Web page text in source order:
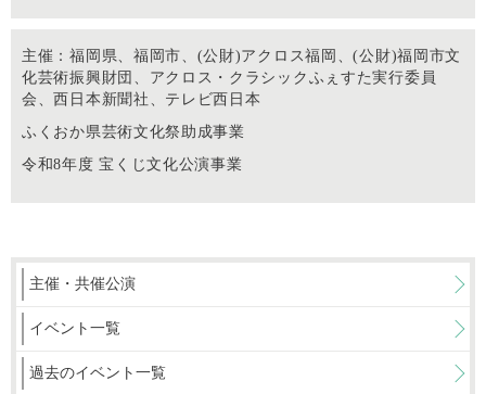
主催：福岡県、福岡市、(公財)アクロス福岡、(公財)福岡市文
化芸術振興財団、アクロス・クラシックふぇすた実行委員
会、西日本新聞社、テレビ西日本
ふくおか県芸術文化祭助成事業
令和8年度 宝くじ文化公演事業
主催・共催公演
イベント一覧
過去のイベント一覧